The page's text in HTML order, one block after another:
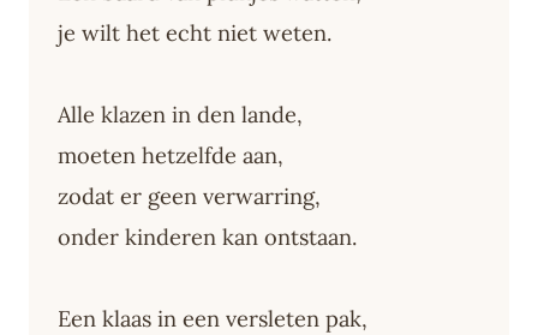
je wilt het echt niet weten.
Alle klazen in den lande,
moeten hetzelfde aan,
zodat er geen verwarring,
onder kinderen kan ontstaan.
Een klaas in een versleten pak,